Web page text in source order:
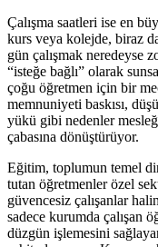
Çalışma saatleri ise en
kurs veya kolejde, biraz
gün çalışmak neredeyse
“isteğe bağlı” olarak
çoğu öğretmen için bir
memnuniyeti baskısı,
yükü gibi nedenler
çabasına dönüştürüyor.
Eğitim, toplumun temel
tutan öğretmenler özel
güvencesiz çalışanlar
sadece kurumda çalışan
düzgün işlemesini